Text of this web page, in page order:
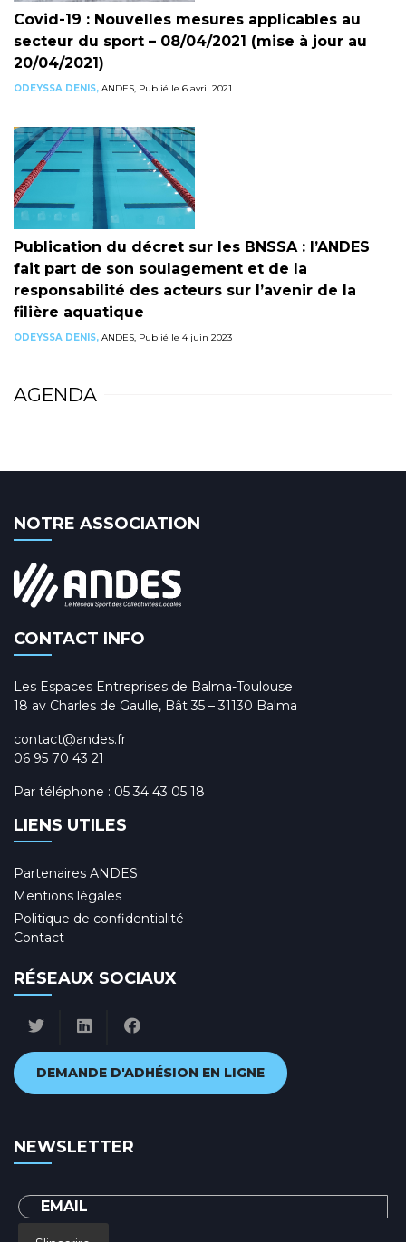
Covid-19 : Nouvelles mesures applicables au
secteur du sport – 08/04/2021 (mise à jour au
20/04/2021)
ODEYSSA DENIS, ANDES, Publié le 6 avril 2021
Publication du décret sur les BNSSA : l’ANDES
fait part de son soulagement et de la
responsabilité des acteurs sur l’avenir de la
filière aquatique
ODEYSSA DENIS, ANDES, Publié le 4 juin 2023
AGENDA
NOTRE ASSOCIATION
CONTACT INFO
Les Espaces Entreprises de Balma-Toulouse
18 av Charles de Gaulle, Bât 35 – 31130 Balma
contact@andes.fr
06 95 70 43 21
Par téléphone : 05 34 43 05 18
LIENS UTILES
Partenaires ANDES
Mentions légales
Politique de confidentialité
Contact
RÉSEAUX SOCIAUX
DEMANDE D'ADHÉSION EN LIGNE
NEWSLETTER